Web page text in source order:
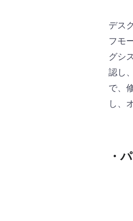
デス
フモ
グシ
認し
で、
し、
・